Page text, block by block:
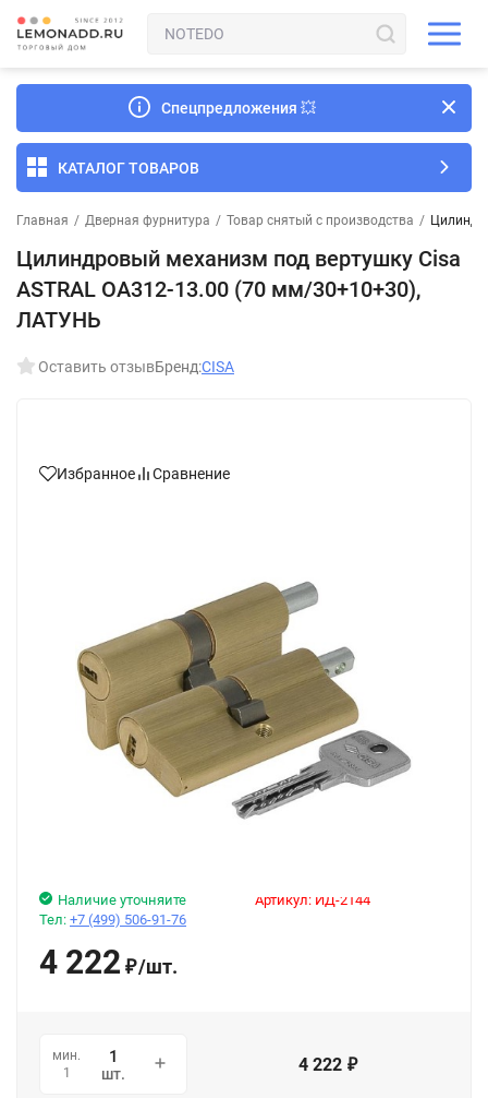
Спецпредложения 💥
КАТАЛОГ ТОВАРОВ
Главная / Дверная фурнитура / Товар снятый с производства /
Цилиндровый механизм под вертушку Cisa
ASTRAL ОА312-13.00 (70 мм/30+10+30),
ЛАТУНЬ
Оставить отзывБренд:CISA
Избранное Сравнение
Артикул: ИД-2144
Наличие уточняйте
Тел: +7 (499) 506-91-76
4 222 ₽/шт.
мин.
1
шт. 4 222 ₽